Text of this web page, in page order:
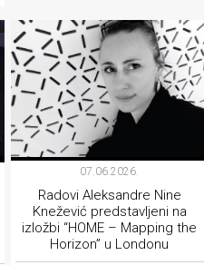
07.06.2026.
Radovi Aleksandre Nine
Knežević predstavljeni na
izložbi “HOME – Mapping the
Horizon” u Londonu